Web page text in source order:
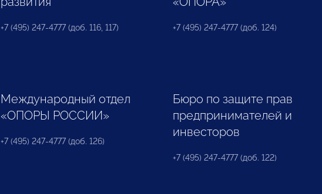
+7 (495) 247-4777 (доб. 116, 117) +7 (495) 247-4777 (доб. 124)
Международный отдел
«ОПОРЫ РОССИИ»
+7 (495) 247-4777 (доб. 126)
Бюро по защите прав
предпринимателей и
инвесторов
+7 (495) 247-4777 (доб. 122)